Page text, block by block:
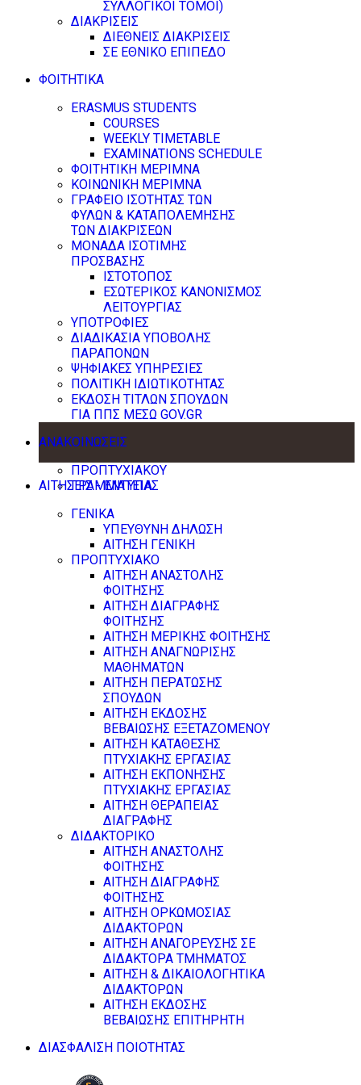
ΣΥΛΛΟΓΙΚΟΙ ΤΟΜΟΙ)
ΔΙΑΚΡΙΣΕΙΣ
ΔΙΕΘΝΕΙΣ ΔΙΑΚΡΙΣΕΙΣ
ΣΕ ΕΘΝΙΚΟ ΕΠΙΠΕΔΟ
ΦΟΙΤΗΤΙΚΑ
ERASMUS STUDENTS
COURSES
WEEKLY TIMETABLE
EXAMINATIONS SCHEDULE
ΦΟΙΤΗΤΙΚΗ ΜΕΡΙΜΝΑ
ΚΟΙΝΩΝΙΚΗ ΜΕΡΙΜΝΑ
ΓΡΑΦΕΙΟ ΙΣΟΤΗΤΑΣ ΤΩΝ
ΦΥΛΩΝ & ΚΑΤΑΠΟΛΕΜΗΣΗΣ
ΤΩΝ ΔΙΑΚΡΙΣΕΩΝ
ΜΟΝΑΔΑ ΙΣΟΤΙΜΗΣ
ΠΡΟΣΒΑΣΗΣ
ΙΣΤΟΤΟΠΟΣ
ΕΣΩΤΕΡΙΚΟΣ ΚΑΝΟΝΙΣΜΟΣ
ΛΕΙΤΟΥΡΓΙΑΣ
ΥΠΟΤΡΟΦΙΕΣ
ΔΙΑΔΙΚΑΣΙΑ ΥΠΟΒΟΛΗΣ
ΠΑΡΑΠΟΝΩΝ
ΨΗΦΙΑΚΕΣ ΥΠΗΡΕΣΙΕΣ
ΠΟΛΙΤΙΚΗ ΙΔΙΩΤΙΚΟΤΗΤΑΣ
ΕΚΔΟΣΗ ΤΙΤΛΩΝ ΣΠΟΥΔΩΝ
ΓΙΑ ΠΠΣ ΜΕΣΩ GOV.GR
ΑΝΑΚΟΙΝΩΣΕΙΣ
ΠΡΟΠΤΥΧΙΑΚΟΥ
ΓΡΑΜΜΑΤΕΙΑΣ
ΑΙΤΗΣΕΙΣ - ΕΝΤΥΠΑ
ΓΕΝΙΚΑ
ΥΠΕΥΘΥΝΗ ΔΗΛΩΣΗ
ΑΙΤΗΣΗ ΓΕΝΙΚΗ
ΠΡΟΠΤΥΧΙΑΚΟ
ΑΙΤΗΣΗ ΑΝΑΣΤΟΛΗΣ
ΦΟΙΤΗΣΗΣ
ΑΙΤΗΣΗ ΔΙΑΓΡΑΦΗΣ
ΦΟΙΤΗΣΗΣ
ΑΙΤΗΣΗ ΜΕΡΙΚΗΣ ΦΟΙΤΗΣΗΣ
ΑΙΤΗΣΗ ΑΝΑΓΝΩΡΙΣΗΣ
ΜΑΘΗΜΑΤΩΝ
ΑΙΤΗΣΗ ΠΕΡΑΤΩΣΗΣ
ΣΠΟΥΔΩΝ
ΑΙΤΗΣΗ ΕΚΔΟΣΗΣ
ΒΕΒΑΙΩΣΗΣ ΕΞΕΤΑΖΟΜΕΝΟΥ
ΑΙΤΗΣΗ ΚΑΤΑΘΕΣΗΣ
ΠΤΥΧΙΑΚΗΣ ΕΡΓΑΣΙΑΣ
ΑΙΤΗΣΗ ΕΚΠΟΝΗΣΗΣ
ΠΤΥΧΙΑΚΗΣ ΕΡΓΑΣΙΑΣ
ΑΙΤΗΣΗ ΘΕΡΑΠΕΙΑΣ
ΔΙΑΓΡΑΦΗΣ
ΔΙΔΑΚΤΟΡΙΚΟ
ΑΙΤΗΣΗ ΑΝΑΣΤΟΛΗΣ
ΦΟΙΤΗΣΗΣ
ΑΙΤΗΣΗ ΔΙΑΓΡΑΦΗΣ
ΦΟΙΤΗΣΗΣ
ΑΙΤΗΣΗ ΟΡΚΩΜΟΣΙΑΣ
ΔΙΔΑΚΤΟΡΩΝ
ΑΙΤΗΣΗ ΑΝΑΓΟΡΕΥΣΗΣ ΣΕ
ΔΙΔΑΚΤΟΡΑ ΤΜΗΜΑΤΟΣ
ΑΙΤΗΣΗ & ΔΙΚΑΙΟΛΟΓΗΤΙΚΑ
ΔΙΔΑΚΤΟΡΩΝ
ΑΙΤΗΣΗ ΕΚΔΟΣΗΣ
ΒΕΒΑΙΩΣΗΣ ΕΠΙΤΗΡΗΤΗ
ΔΙΑΣΦΑΛΙΣΗ ΠΟΙΟΤΗΤΑΣ